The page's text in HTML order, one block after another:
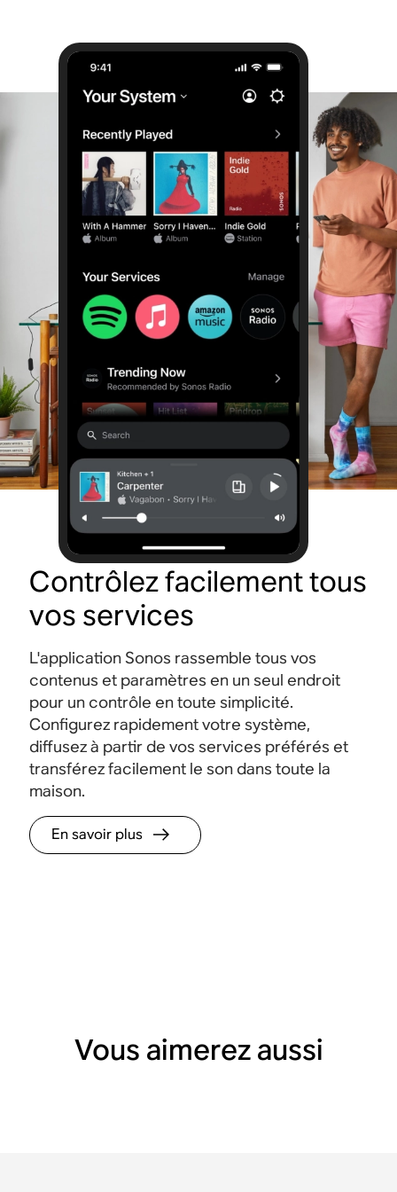
Contrôlez facilement tous
vos services
L'application Sonos rassemble tous vos
contenus et paramètres en un seul endroit
pour un contrôle en toute simplicité.
Configurez rapidement votre système,
diffusez à partir de vos services préférés et
transférez facilement le son dans toute la
maison.
En savoir plus
Vous aimerez aussi